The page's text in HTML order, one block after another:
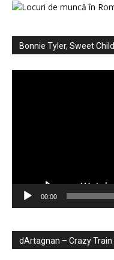
Bonnie Tyler, Sweet
00:00
dArtagnan – Crazy Train